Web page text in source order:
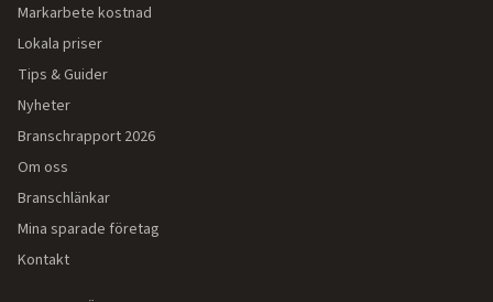
Markarbete kostnad
Lokala priser
Tips & Guider
Nyheter
Branschrapport 2026
Om oss
Branschlänkar
Mina sparade företag
Kontakt